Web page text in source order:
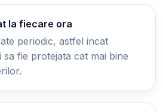
la fiecare ora
periodic, astfel incat
sa fie protejata cat mai bine